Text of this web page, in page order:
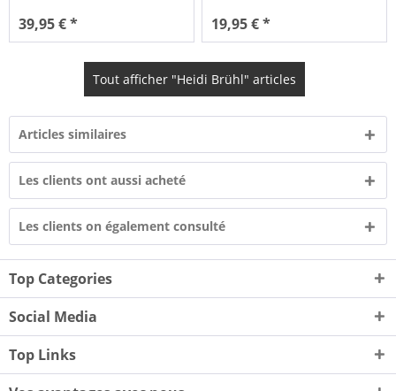
39,95 € * 19,95 € *
Tout afficher "Heidi Brühl" articles
Articles similaires
Les clients ont aussi acheté
Les clients on également consulté
Top Categories
Social Media
Top Links